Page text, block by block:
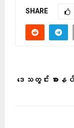
SHARE
ဒေသတွင်း စားန